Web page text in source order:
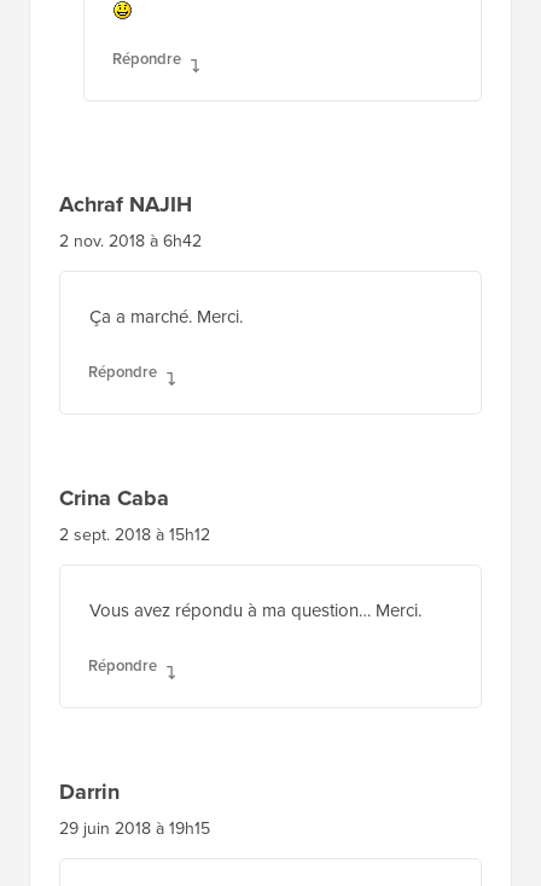
Répondre
Achraf NAJIH
2 nov. 2018 à 6h42
Ça a marché. Merci.
Répondre
Crina Caba
2 sept. 2018 à 15h12
Vous avez répondu à ma question… Merci.
Répondre
Darrin
29 juin 2018 à 19h15